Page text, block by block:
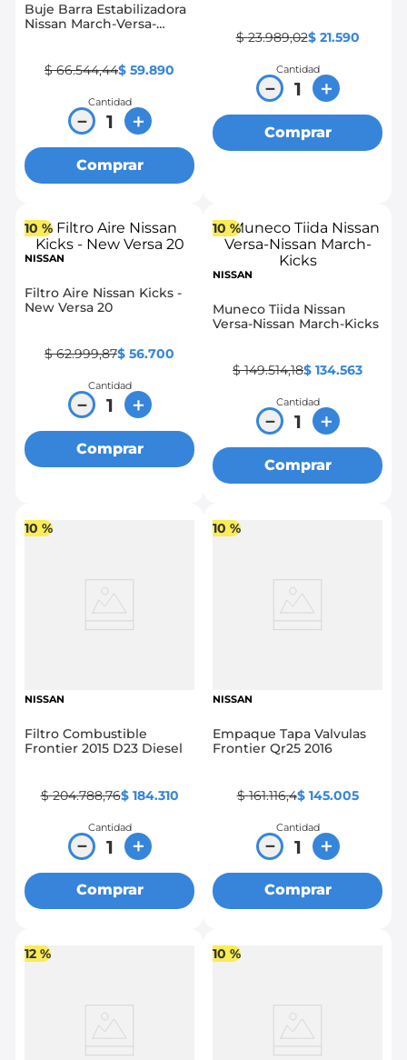
Buje Barra Estabilizadora
Nissan March-Versa-
$ 66.544,44$ 59.890
Cantidad
＋
－
Comprar
$ 23.989,02$ 21.590
Cantidad
＋
－
Comprar
10 %
NISSAN
Filtro Aire Nissan Kicks -
New Versa 20
$ 62.999,87$ 56.700
Cantidad
＋
－
Comprar
10 %
NISSAN
Muneco Tiida Nissan
Versa-Nissan March-Kicks
$ 149.514,18$ 134.563
Cantidad
＋
－
Comprar
10 %
NISSAN
Filtro Combustible
Frontier 2015 D23 Diesel
$ 204.788,76$ 184.310
Cantidad
＋
－
Comprar
10 %
NISSAN
Empaque Tapa Valvulas
Frontier Qr25 2016
$ 161.116,4$ 145.005
Cantidad
＋
－
Comprar
12 % 10 %